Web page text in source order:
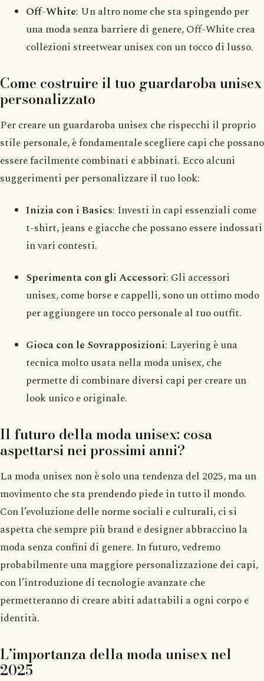
Off-White: Un altro nome che sta spingendo per
una moda senza barriere di genere, Off-White crea
collezioni streetwear unisex con un tocco di lusso.
Come costruire il tuo guardaroba unisex
personalizzato
Per creare un guardaroba unisex che rispecchi il proprio
stile personale, è fondamentale scegliere capi che possano
essere facilmente combinati e abbinati. Ecco alcuni
suggerimenti per personalizzare il tuo look:
Inizia con i Basics: Investi in capi essenziali come
t-shirt, jeans e giacche che possano essere indossati
in vari contesti.
Sperimenta con gli Accessori: Gli accessori
unisex, come borse e cappelli, sono un ottimo modo
per aggiungere un tocco personale al tuo outfit.
Gioca con le Sovrapposizioni: Layering è una
tecnica molto usata nella moda unisex, che
permette di combinare diversi capi per creare un
look unico e originale.
Il futuro della moda unisex: cosa
aspettarsi nei prossimi anni?
La moda unisex non è solo una tendenza del 2025, ma un
movimento che sta prendendo piede in tutto il mondo.
Con l’evoluzione delle norme sociali e culturali, ci si
aspetta che sempre più brand e designer abbraccino la
moda senza confini di genere. In futuro, vedremo
probabilmente una maggiore personalizzazione dei capi,
con l’introduzione di tecnologie avanzate che
permetteranno di creare abiti adattabili a ogni corpo e
identità.
L’importanza della moda unisex nel
2025